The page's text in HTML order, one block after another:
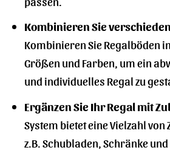
Kombinieren Sie
Kombinieren Sie Regalböden
Größen und Farben, um ein
und individuelles Regal zu
Ergänzen Sie Ihr Regal mit
System bietet eine Vielzahl
z.B. Schubladen, Schränke und